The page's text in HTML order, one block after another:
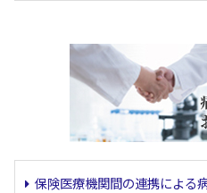
保険医療機関間の連携による